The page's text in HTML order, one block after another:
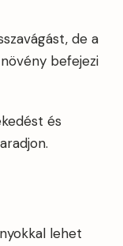
de a
befejezi
és
lehet